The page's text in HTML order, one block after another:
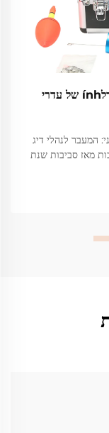
ציוד זיהוי תת-מימי לשימוש בדיג: קביעת גודלính של עדרי
המעבר לנהלי דיג
מאז סביבות שנת